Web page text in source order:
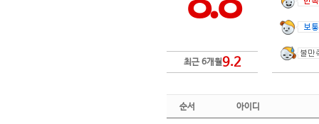
최근 6개월9.2
순서 아이디